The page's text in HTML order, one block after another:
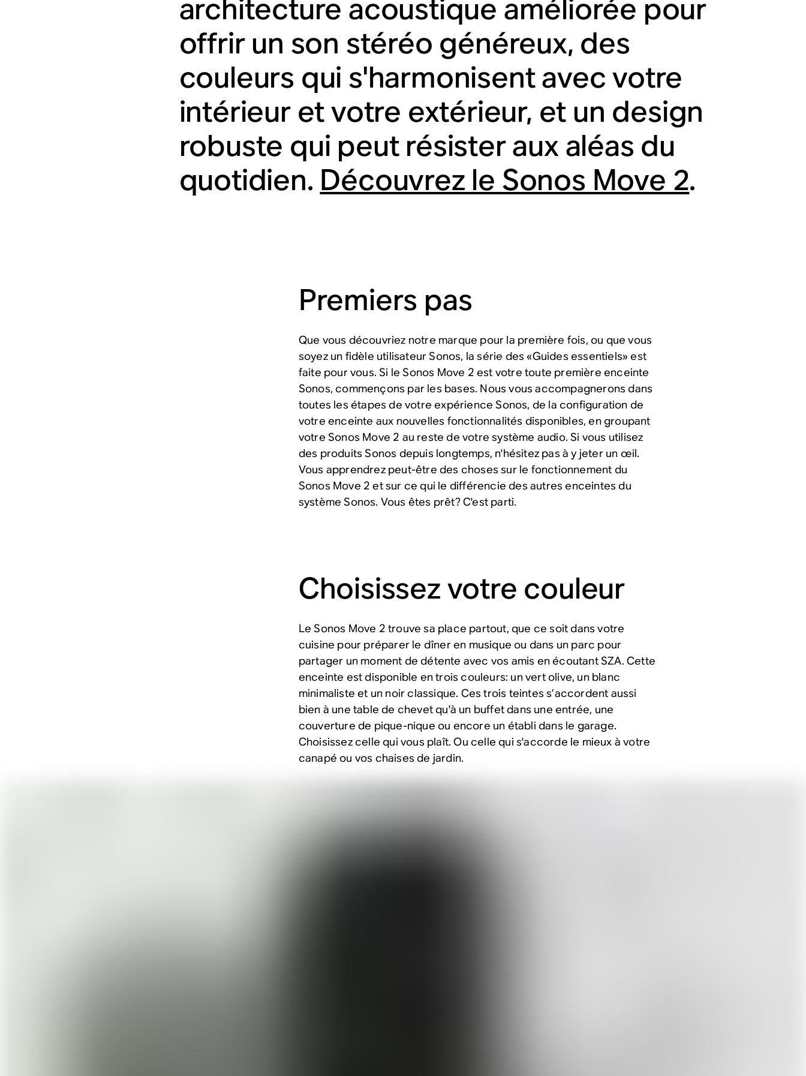
architecture acoustique améliorée pour
offrir un son stéréo généreux, des
couleurs qui s'harmonisent avec votre
intérieur et votre extérieur, et un design
robuste qui peut résister aux aléas du
quotidien. Découvrez le Sonos Move 2.
Premiers pas
Que vous découvriez notre marque pour la première fois, ou que vous
soyez un fidèle utilisateur Sonos, la série des «Guides essentiels» est
faite pour vous. Si le Sonos Move 2 est votre toute première enceinte
Sonos, commençons par les bases. Nous vous accompagnerons dans
toutes les étapes de votre expérience Sonos, de la configuration de
votre enceinte aux nouvelles fonctionnalités disponibles, en groupant
votre Sonos Move 2 au reste de votre système audio. Si vous utilisez
des produits Sonos depuis longtemps, n'hésitez pas à y jeter un œil.
Vous apprendrez peut-être des choses sur le fonctionnement du
Sonos Move 2 et sur ce qui le différencie des autres enceintes du
système Sonos. Vous êtes prêt? C'est parti.
Choisissez votre couleur
Le Sonos Move 2 trouve sa place partout, que ce soit dans votre
cuisine pour préparer le dîner en musique ou dans un parc pour
partager un moment de détente avec vos amis en écoutant SZA. Cette
enceinte est disponible en trois couleurs: un vert olive, un blanc
minimaliste et un noir classique. Ces trois teintes s’accordent aussi
bien à une table de chevet qu'à un buffet dans une entrée, une
couverture de pique-nique ou encore un établi dans le garage.
Choisissez celle qui vous plaît. Ou celle qui s'accorde le mieux à votre
canapé ou vos chaises de jardin.